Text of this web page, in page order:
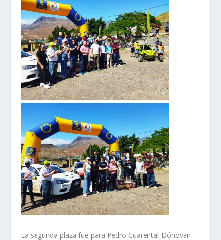
La segunda plaza fue para Pedro Cuarental-Dónovan